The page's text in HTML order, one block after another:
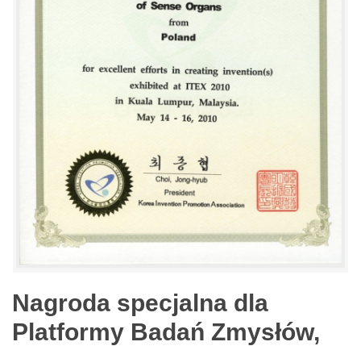
Nagroda specjalna dla
Platformy Badań Zmysłów,